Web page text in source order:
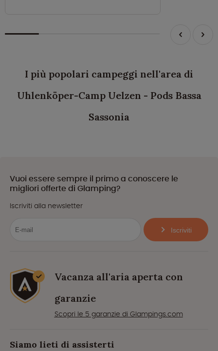
I più popolari campeggi nell'area di
Uhlenköper-Camp Uelzen - Pods Bassa
Sassonia
Vuoi essere sempre il primo a conoscere le
migliori offerte di Glamping?
Iscriviti alla newsletter
Iscriviti
Vacanza all'aria aperta con
garanzie
Scopri le 5 garanzie di Glampings.com
Siamo lieti di assisterti